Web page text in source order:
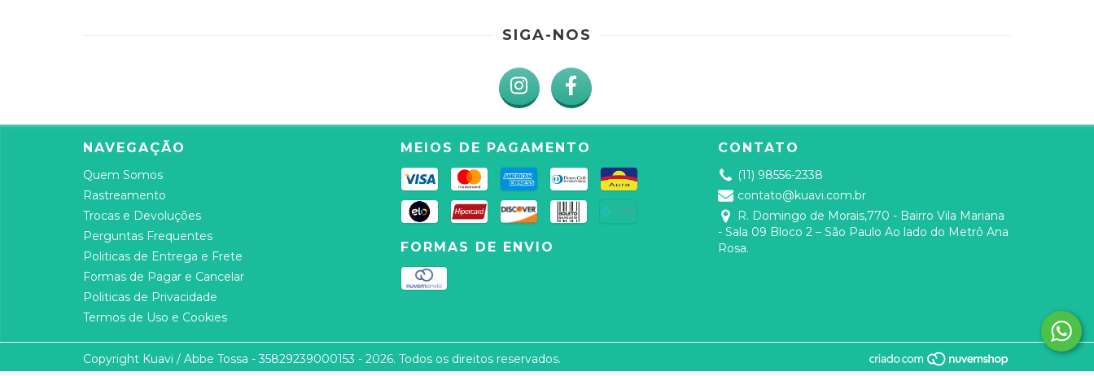
SIGA-NOS
NAVEGAÇÃO
Quem Somos
Rastreamento
Trocas e Devoluções
Perguntas Frequentes
Politicas de Entrega e Frete
Formas de Pagar e Cancelar
Politicas de Privacidade
Termos de Uso e Cookies
MEIOS DE PAGAMENTO
FORMAS DE ENVIO
CONTATO
(11) 98556-2338
contato@kuavi.com.br
R. Domingo de Morais,770 - Bairro Vila Mariana
- Sala 09 Bloco 2 – São Paulo Ao lado do Metrô Ana
Rosa.
Copyright Kuavi / Abbe Tossa - 35829239000153 - 2026. Todos os direitos reservados.